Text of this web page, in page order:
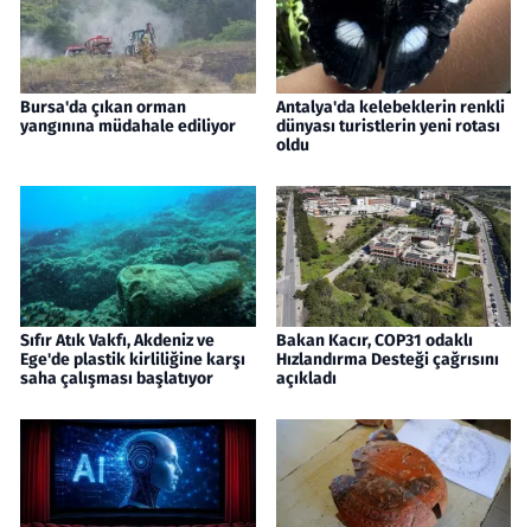
Bursa'da çıkan orman
yangınına müdahale ediliyor
Antalya'da kelebeklerin renkli
dünyası turistlerin yeni rotası
oldu
Sıfır Atık Vakfı, Akdeniz ve
Ege'de plastik kirliliğine karşı
saha çalışması başlatıyor
Bakan Kacır, COP31 odaklı
Hızlandırma Desteği çağrısını
açıkladı